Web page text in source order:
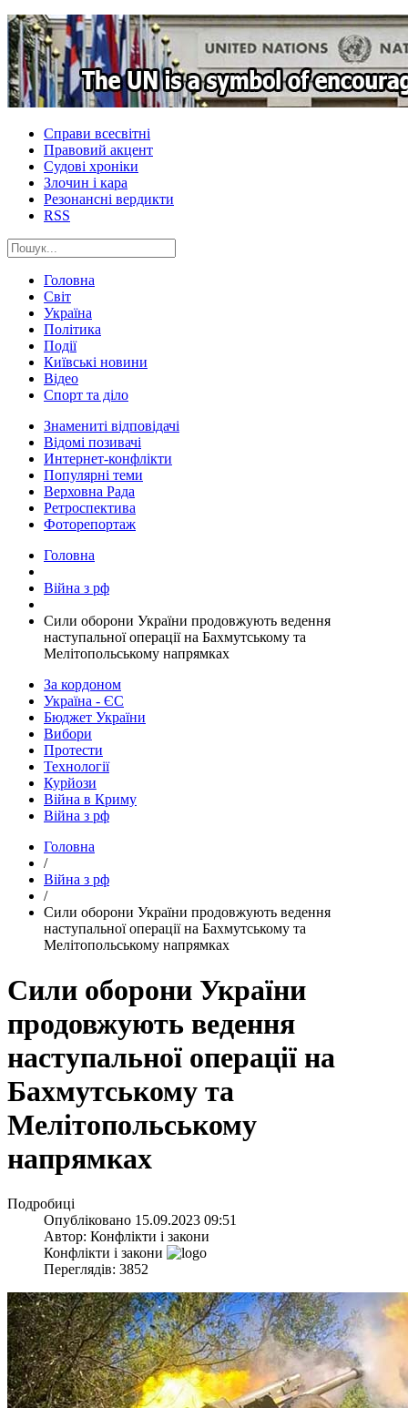
Справи всесвітні
Правовий акцент
Судові хроніки
Злочин і кара
Резонансні вердикти
RSS
Головна
Світ
Україна
Політика
Події
Київські новини
Відео
Спорт та діло
Знамениті відповідачі
Відомі позивачі
Интернет-конфлікти
Популярні теми
Верховна Рада
Ретроспектива
Фоторепортаж
Головна
Війна з рф
​Сили оборони України продовжують ведення
наступальної операції на Бахмутському та
Мелітопольському напрямках
За кордоном
Україна - ЄС
Бюджет України
Вибори
Протести
Технології
Курйози
Війна в Криму
Війна з рф
Головна
/
Війна з рф
/
​Сили оборони України продовжують ведення
наступальної операції на Бахмутському та
Мелітопольському напрямках
Сили оборони України
продовжують ведення
наступальної операції на
Бахмутському та
Мелітопольському
напрямках
Подробиці
Опубліковано 15.09.2023 09:51
Автор: Конфлікти і закони
Конфлікти і закони
Переглядів: 3852